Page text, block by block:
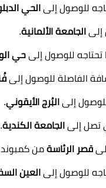
للوصول إلى الحي
الجامعة الألمانية.
للوصول إلى حي
الفاصلة للوصول إلى
إلى البُرج الأيقوني.
تصل إلى الجامعة الكندية.
قصر الرئاسة من كمبوند
للوصول إلى العين